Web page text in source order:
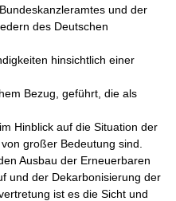
und der
des Deutschen
hinsichtlich einer
Bezug, geführt, die als
Hinblick auf die Situation der
großer Bedeutung sind.
Ausbau der Erneuerbaren
und der Dekarbonisierung der
ist es die Sicht und